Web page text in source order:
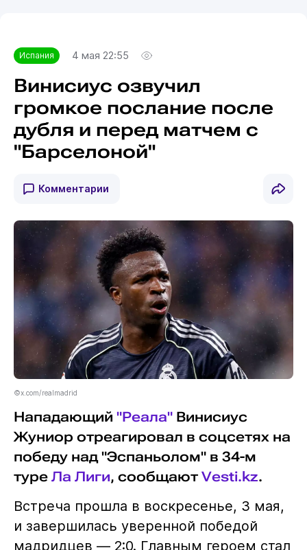
Испания 4 мая 22:55
Винисиус озвучил
громкое послание после
дубля и перед матчем с
"Барселоной"
Комментарии
©x.com/realmadrid
Нападающий "Реала"Винисиус
Жуниор отреагировал в соцсетях на
победу над "Эспаньолом" в 34-м
туре Ла Лиги, сообщают Vesti.kz.
Встреча прошла в воскресенье, 3 мая,
и завершилась уверенной победой
мадридцев — 2:0. Главным героем стал